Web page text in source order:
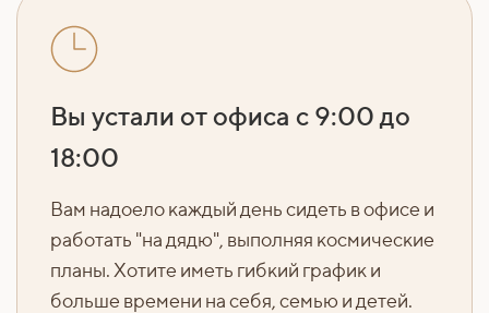
Вы устали от офиса с 9:00 до
18:00
Вам надоело каждый день сидеть в офисе и
работать "на дядю", выполняя космические
планы. Хотите иметь гибкий график и
больше времени на себя, семью и детей.